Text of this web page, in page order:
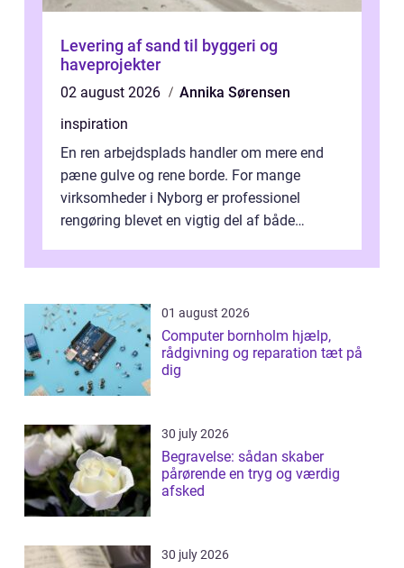
Levering af sand til byggeri og
haveprojekter
02 august 2026
Annika Sørensen
inspiration
En ren arbejdsplads handler om mere end
pæne gulve og rene borde. For mange
virksomheder i Nyborg er professionel
rengøring blevet en vigtig del af både
samlede ...
01 august 2026
Computer bornholm hjælp,
rådgivning og reparation tæt på
dig
30 july 2026
Begravelse: sådan skaber
pårørende en tryg og værdig
afsked
30 july 2026